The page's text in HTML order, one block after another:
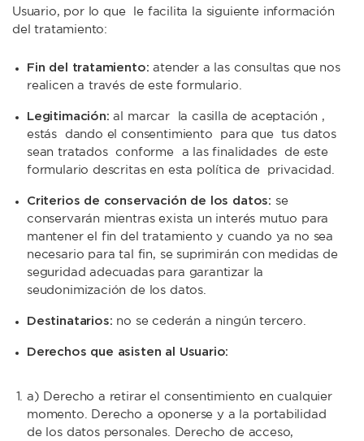
Usuario, por lo que le facilita la siguiente información
del tratamiento:
Fin del tratamiento: atender a las consultas que nos
realicen a través de este formulario.
Legitimación: al marcar la casilla de aceptación ,
estás dando el consentimiento para que tus datos
sean tratados conforme a las finalidades de este
formulario descritas en esta política de privacidad.
Criterios de conservación de los datos: se
conservarán mientras exista un interés mutuo para
mantener el fin del tratamiento y cuando ya no sea
necesario para tal fin, se suprimirán con medidas de
seguridad adecuadas para garantizar la
seudonimización de los datos.
Destinatarios: no se cederán a ningún tercero.
Derechos que asisten al Usuario:
a) Derecho a retirar el consentimiento en cualquier
momento. Derecho a oponerse y a la portabilidad
de los datos personales. Derecho de acceso,